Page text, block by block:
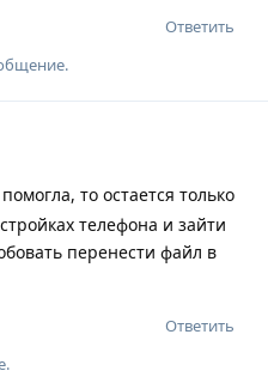
Ответить
то остается только
телефона и зайти
перенести файл в
Ответить